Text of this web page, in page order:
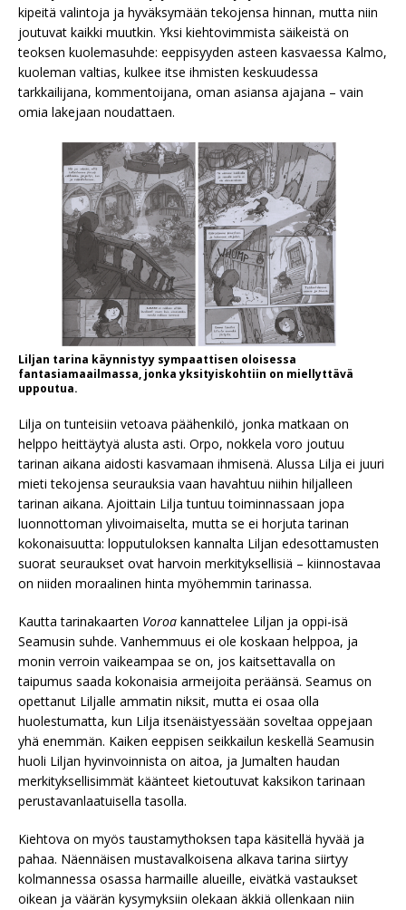
kipeitä valintoja ja hyväksymään tekojensa hinnan, mutta niin
joutuvat kaikki muutkin. Yksi kiehtovimmista säikeistä on
teoksen kuolemasuhde: eeppisyyden asteen kasvaessa Kalmo,
kuoleman valtias, kulkee itse ihmisten keskuudessa
tarkkailijana, kommentoijana, oman asiansa ajajana – vain
omia lakejaan noudattaen.
Liljan tarina käynnistyy sympaattisen oloisessa
fantasiamaailmassa, jonka yksityiskohtiin on miellyttävä
uppoutua.
Lilja on tunteisiin vetoava päähenkilö, jonka matkaan on
helppo heittäytyä alusta asti. Orpo, nokkela voro joutuu
tarinan aikana aidosti kasvamaan ihmisenä. Alussa Lilja ei juuri
mieti tekojensa seurauksia vaan havahtuu niihin hiljalleen
tarinan aikana. Ajoittain Lilja tuntuu toiminnassaan jopa
luonnottoman ylivoimaiselta, mutta se ei horjuta tarinan
kokonaisuutta: lopputuloksen kannalta Liljan edesottamusten
suorat seuraukset ovat harvoin merkityksellisiä – kiinnostavaa
on niiden moraalinen hinta myöhemmin tarinassa.
Kautta tarinakaarten Voroa kannattelee Liljan ja oppi-isä
Seamusin suhde. Vanhemmuus ei ole koskaan helppoa, ja
monin verroin vaikeampaa se on, jos kaitsettavalla on
taipumus saada kokonaisia armeijoita peräänsä. Seamus on
opettanut Liljalle ammatin niksit, mutta ei osaa olla
huolestumatta, kun Lilja itsenäistyessään soveltaa oppejaan
yhä enemmän. Kaiken eeppisen seikkailun keskellä Seamusin
huoli Liljan hyvinvoinnista on aitoa, ja Jumalten haudan
merkityksellisimmät käänteet kietoutuvat kaksikon tarinaan
perustavanlaatuisella tasolla.
Kiehtova on myös taustamythoksen tapa käsitellä hyvää ja
pahaa. Näennäisen mustavalkoisena alkava tarina siirtyy
kolmannessa osassa harmaille alueille, eivätkä vastaukset
oikean ja väärän kysymyksiin olekaan äkkiä ollenkaan niin